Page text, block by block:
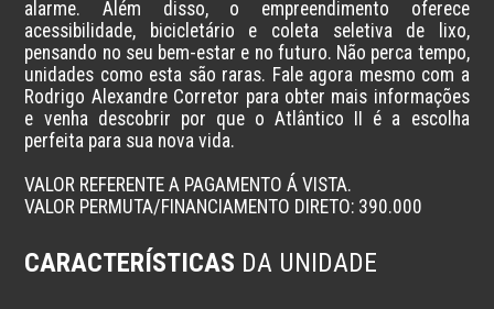
alarme. Além disso, o empreendimento oferece
acessibilidade, bicicletário e coleta seletiva de lixo,
pensando no seu bem-estar e no futuro. Não perca tempo,
unidades como esta são raras. Fale agora mesmo com a
Rodrigo Alexandre Corretor para obter mais informações
e venha descobrir por que o Atlântico II é a escolha
perfeita para sua nova vida.
VALOR REFERENTE A PAGAMENTO Á VISTA.
CARACTERÍSTICAS DA UNIDADE